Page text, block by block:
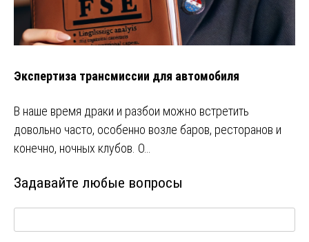
Экспертиза трансмиссии для автомобиля
В наше время драки и разбои можно встретить
довольно часто, особенно возле баров, ресторанов и
конечно, ночных клубов. О…
Задавайте любые вопросы